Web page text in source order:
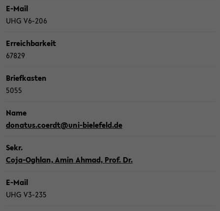
E-​Mail
UHG V6-​206
Er­reich­bar­keit
67829
Brief­kas­ten
5055
Name
do­na­tus.co­erdt@uni-​bielefeld.de
Sekr.
Coja-​Oghlan, Amin Ahmad, Prof. Dr.
E-​Mail
UHG V3-​235